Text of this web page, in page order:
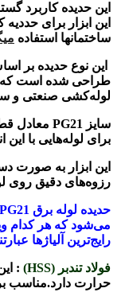
این حدیده کاربرد
این ابزار برای
ساختمانها استفاده
طراحی شده است که
لوله‌کشی صنعتی و
برای لوله‌هایی با این
این ابزار به صورت
رزوه‌های دقیق روی
می‌شود که هر کدام
رایج‌ترین آلیاژها
فولاد تندبر (HSS)
:
حرارت دارد.مناسب